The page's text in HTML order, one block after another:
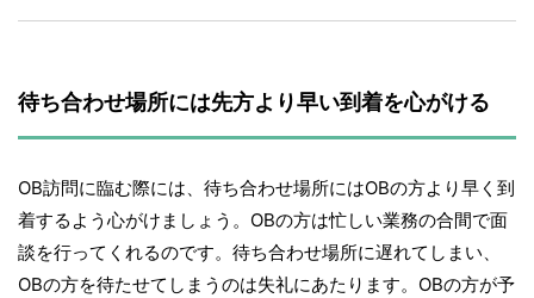
待ち合わせ場所には先方より早い到着を心がける
OB訪問に臨む際には、待ち合わせ場所にはOBの方より早く到
着するよう心がけましょう。OBの方は忙しい業務の合間で面
談を行ってくれるのです。待ち合わせ場所に遅れてしまい、
OBの方を待たせてしまうのは失礼にあたります。OBの方が予